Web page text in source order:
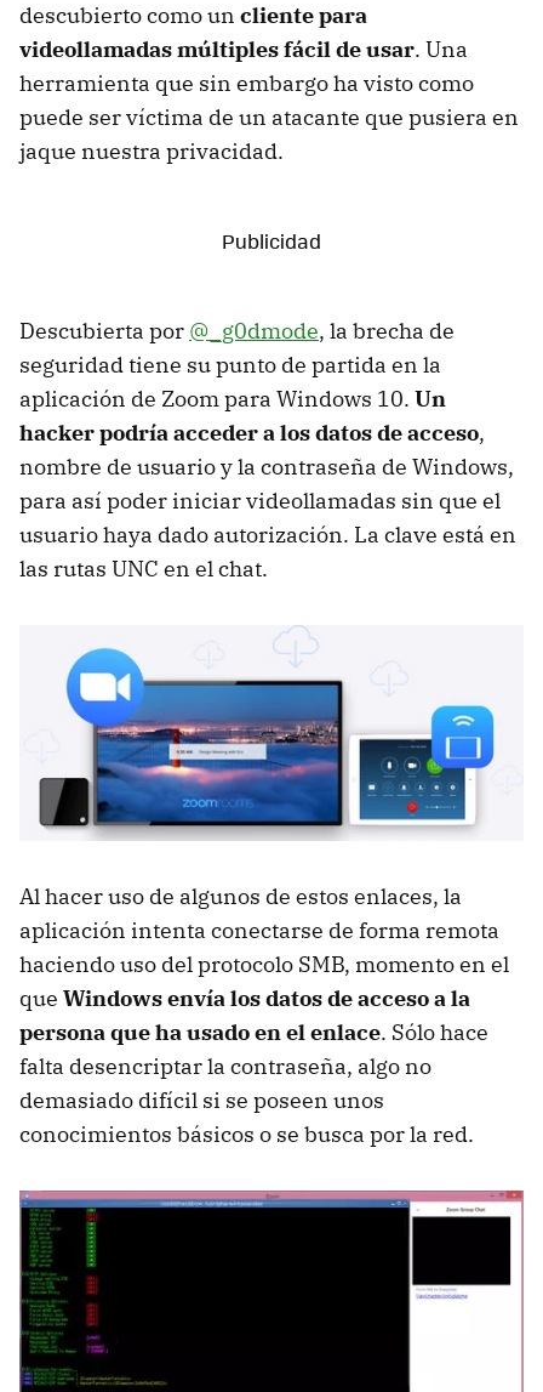
descubierto como un cliente para
videollamadas múltiples fácil de usar. Una
herramienta que sin embargo ha visto como
puede ser víctima de un atacante que pusiera en
jaque nuestra privacidad.
Descubierta por @_g0dmode, la brecha de
seguridad tiene su punto de partida en la
aplicación de Zoom para Windows 10. Un
hacker podría acceder a los datos de acceso,
nombre de usuario y la contraseña de Windows,
para así poder iniciar videollamadas sin que el
usuario haya dado autorización. La clave está en
las rutas UNC en el chat.
Al hacer uso de algunos de estos enlaces, la
aplicación intenta conectarse de forma remota
haciendo uso del protocolo SMB, momento en el
que Windows envía los datos de acceso a la
persona que ha usado en el enlace. Sólo hace
falta desencriptar la contraseña, algo no
demasiado difícil si se poseen unos
conocimientos básicos o se busca por la red.